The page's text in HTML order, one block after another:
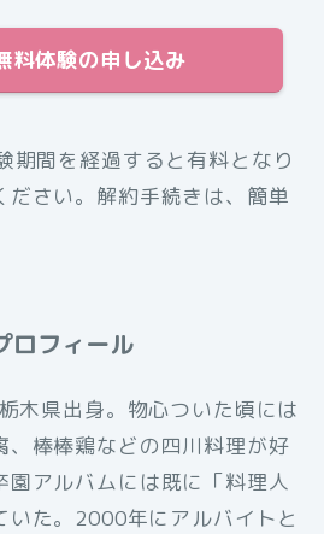
料体験の申し込み
期間を経過すると有料となり
ださい。解約手続きは、簡単
ロフィール
木県出身。物心ついた頃には
、棒棒鶏などの四川料理が好
園アルバムには既に「料理人
いた。2000年にアルバイトと